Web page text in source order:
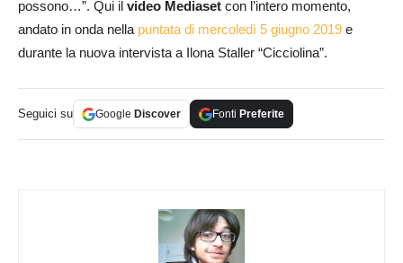
possono…”. Qui il video Mediaset con l’intero momento,
andato in onda nella puntata di mercoledì 5 giugno 2019 e
durante la nuova intervista a Ilona Staller “Cicciolina”.
Seguici su Google Discover Fonti Preferite